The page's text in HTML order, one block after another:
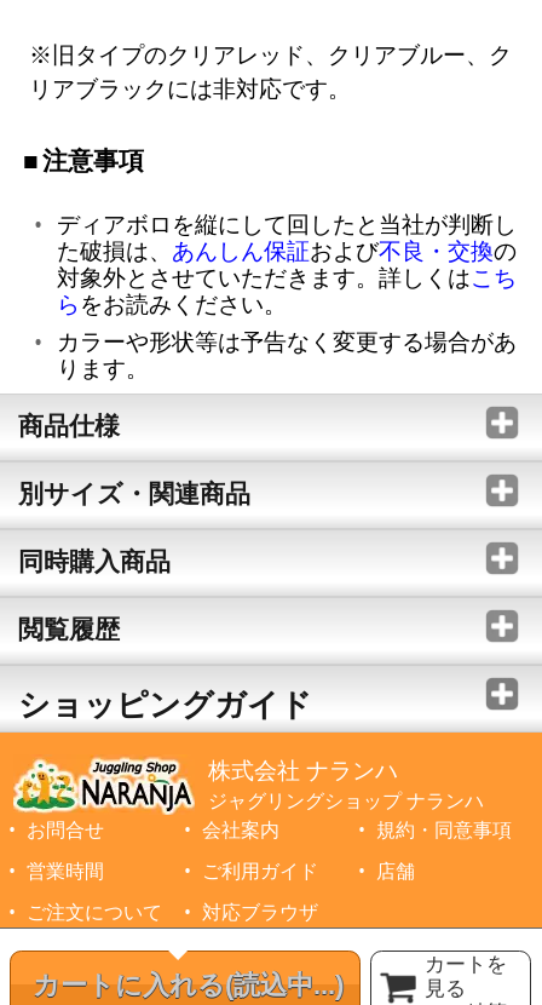
カートに入れる(読込中...)
カートを
見る
※旧タイプのクリアレッド、クリアブルー、ク
リアブラックには非対応です。
注意事項
ディアボロを縦にして回したと当社が判断し
た破損は、 あんしん保証および不良・交換の
対象外とさせていただきます。詳しくはこち
ら をお読みください。
カラーや形状等は予告なく変更する場合があ
ります。
商品仕様
別サイズ・関連商品
同時購入商品
閲覧履歴
ショッピングガイド
株式会社 ナランハ
ジャグリングショップ ナランハ
お問合せ
会社案内
規約・同意事項
営業時間
ご利用ガイド
店舗
ご注文について
対応ブラウザ
©1999-2026 NARANJA Inc. All Rights Reserved.